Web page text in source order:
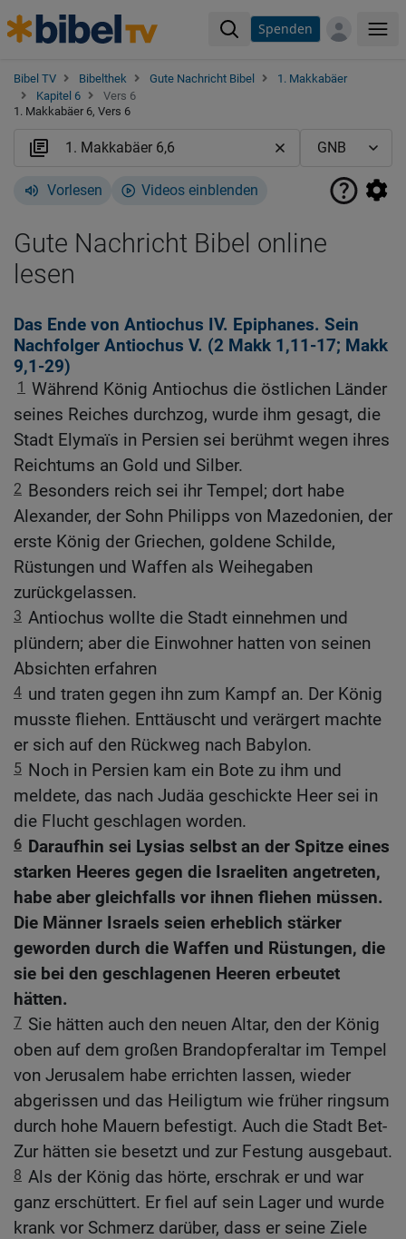
Spenden
Bibel TV Bibelthek Gute Nachricht Bibel
1. Makkabäer
Kapitel 6
Vers 6
1. Makkabäer 6, Vers 6
Vorlesen Videos einblenden
Gute Nachricht Bibel online
lesen
Das Ende von Antiochus IV. Epiphanes. Sein
Nachfolger Antiochus V. (2 Makk 1,11-17; Makk
9,1-29)
1 Während König Antiochus die östlichen Länder
seines Reiches durchzog, wurde ihm gesagt, die
Stadt Elymaïs in Persien sei berühmt wegen ihres
Reichtums an Gold und Silber.
2 Besonders reich sei ihr Tempel; dort habe
Alexander, der Sohn Philipps von Mazedonien, der
erste König der Griechen, goldene Schilde,
Rüstungen und Waffen als Weihegaben
zurückgelassen.
3 Antiochus wollte die Stadt einnehmen und
plündern; aber die Einwohner hatten von seinen
Absichten erfahren
4 und traten gegen ihn zum Kampf an. Der König
musste fliehen. Enttäuscht und verärgert machte
er sich auf den Rückweg nach Babylon.
5 Noch in Persien kam ein Bote zu ihm und
meldete, das nach Judäa geschickte Heer sei in
die Flucht geschlagen worden.
6 Daraufhin sei Lysias selbst an der Spitze eines
starken Heeres gegen die Israeliten angetreten,
habe aber gleichfalls vor ihnen fliehen müssen.
Die Männer Israels seien erheblich stärker
geworden durch die Waffen und Rüstungen, die
sie bei den geschlagenen Heeren erbeutet
hätten.
7 Sie hätten auch den neuen Altar, den der König
oben auf dem großen Brandopferaltar im Tempel
von Jerusalem habe errichten lassen, wieder
abgerissen und das Heiligtum wie früher ringsum
durch hohe Mauern befestigt. Auch die Stadt Bet-
Zur hätten sie besetzt und zur Festung ausgebaut.
8 Als der König das hörte, erschrak er und war
ganz erschüttert. Er fiel auf sein Lager und wurde
krank vor Schmerz darüber, dass er seine Ziele